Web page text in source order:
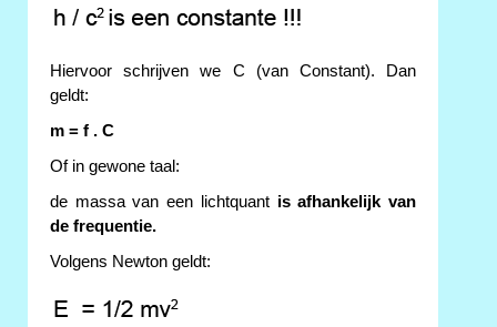
Hiervoor schrijven we C (van Constant). Dan
geldt:
m = f . C
Of in gewone taal:
de massa van een lichtquant is afhankelijk van
de frequentie.
Volgens Newton geldt: